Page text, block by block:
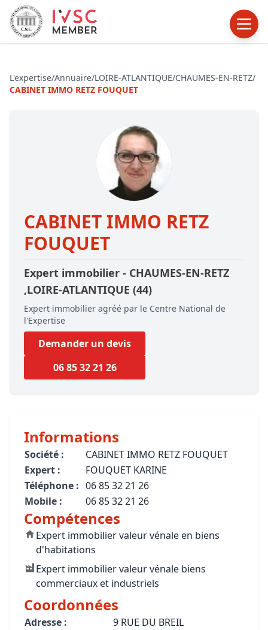
L'expertise/Annuaire/LOIRE-ATLANTIQUE/CHAUMES-EN-RETZ/
CABINET IMMO RETZ FOUQUET
CABINET IMMO RETZ
FOUQUET
Expert immobilier - CHAUMES-EN-RETZ
,LOIRE-ATLANTIQUE (44)
Expert immobilier agréé par le Centre National de
l'Expertise
Demander un devis
06 85 32 21 26
Informations
Société :
CABINET IMMO RETZ FOUQUET
Expert :
FOUQUET KARINE
Téléphone : 06 85 32 21 26
Mobile :
06 85 32 21 26
Compétences
Expert immobilier valeur vénale en biens
d'habitations
Expert immobilier valeur vénale biens
commerciaux et industriels
Coordonnées
Adresse :
9 RUE DU BREIL